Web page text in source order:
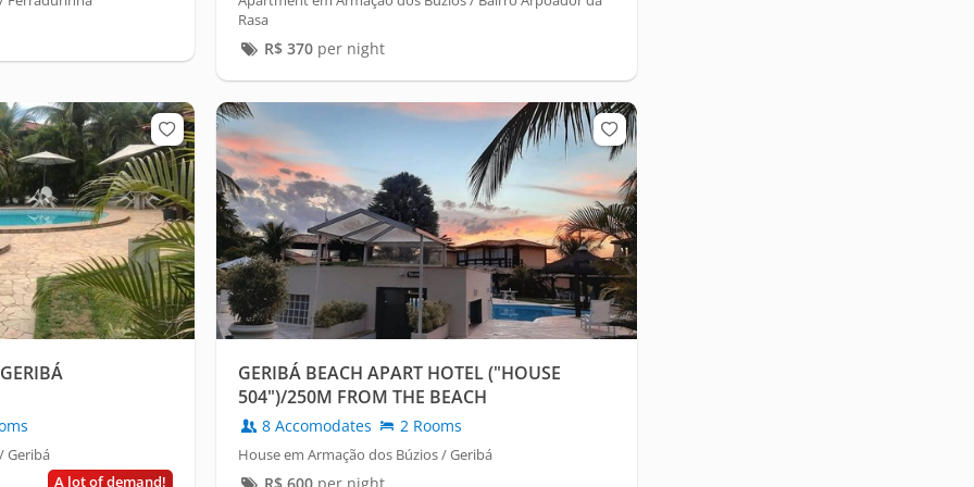
Rasa
R$ 370per night
Geribá
A lot of demand!
GERIBÁ BEACH APART HOTEL ("HOUSE
504")/250M FROM THE BEACH
8 Accomodates 2 Rooms
House em Armação dos Búzios / Geribá